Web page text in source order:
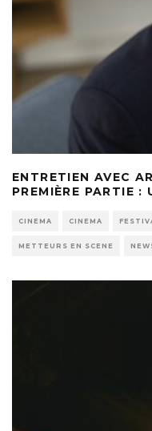
ENTRETIEN AVEC
PREMIÈRE PARTIE :
CINEMA CINEMA
METTEURS EN SCENE